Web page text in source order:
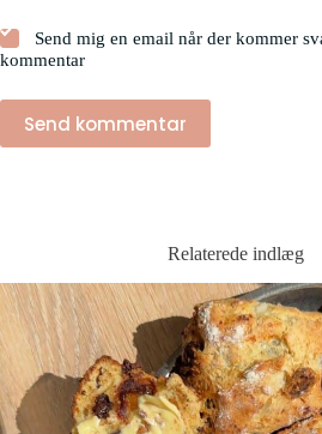
Send mig en email når der kommer
kommentar
Send kommentar
Relaterede indlæg